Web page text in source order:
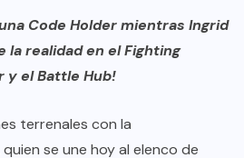
Code Holder mientras Ingrid
la realidad en el Fighting
y el Battle Hub!
terrenales con la
se une hoy al elenco de